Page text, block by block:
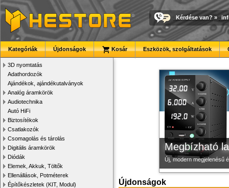
Kérdése van? »
Kategóriák Újdonságok Kosár Eszközök, szolgáltatások
3D nyomtatás
Adathordozók
Ajándékok, ajándékutalványok
Analóg áramkörök
Audiotechnika
Autó HiFi
Biztosítékok
Csatlakozók
Csomagolás és tárolás
Digitális áramkörök
Diódák
Elemek, Akkuk, Töltők
Ellenállások, Potméterek
Építőkészletek (KIT, Modul)
Megbízható
Új, modern megjelenésű
3D nyomtató
Új PLA
Modulvilág
Újdonságok